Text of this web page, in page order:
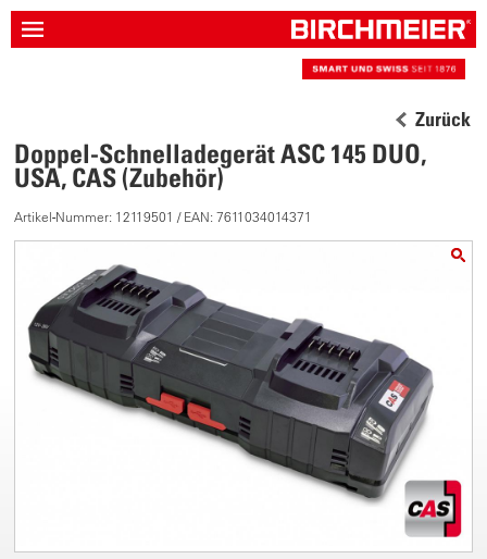
Zurück
Doppel-Schnelladegerät ASC 145 DUO,
USA, CAS (Zubehör)
Artikel-Nummer: 12119501 / EAN: 7611034014371